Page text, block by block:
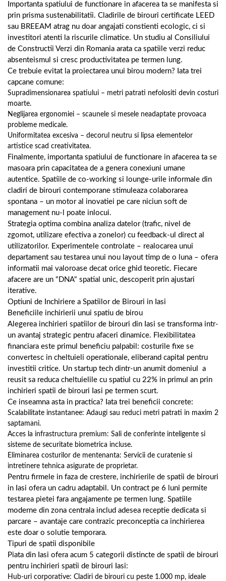
Importanta spatiului de functionare in afacerea ta se manifesta si
prin prisma sustenabilitatii. Cladirile de birouri certificate LEED
sau BREEAM atrag nu doar angajati constienti ecologic, ci si
investitori atenti la riscurile climatice. Un studiu al Consiliului
de Constructii Verzi din Romania arata ca spatiile verzi reduc
absenteismul si cresc productivitatea pe termen lung.
Ce trebuie evitat la proiectarea unui birou modern? Iata trei
capcane comune:
Supradimensionarea spatiului – metri patrati nefolositi devin costuri
moarte.
Neglijarea ergonomiei – scaunele si mesele neadaptate provoaca
probleme medicale.
Uniformitatea excesiva – decorul neutru si lipsa elementelor
artistice scad creativitatea.
Finalmente, importanta spatiului de functionare in afacerea ta se
masoara prin capacitatea de a genera conexiuni umane
autentice. Spatiile de co-working si lounge-urile informale din
cladiri de birouri contemporane stimuleaza colaborarea
spontana – un motor al inovatiei pe care niciun soft de
management nu-l poate inlocui.
Strategia optima combina analiza datelor (trafic, nivel de
zgomot, utilizare efectiva a zonelor) cu feedback-ul direct al
utilizatorilor. Experimentele controlate – realocarea unui
departament sau testarea unui nou layout timp de o luna – ofera
informatii mai valoroase decat orice ghid teoretic. Fiecare
afacere are un "DNA" spatial unic, descoperit prin ajustari
iterative.
Optiuni de Inchiriere a Spatiilor de Birouri in Iasi
Beneficiile inchirierii unui spatiu de birou
Alegerea inchirieri spatiilor de birouri din Iasi se transforma intr-
un avantaj strategic pentru afaceri dinamice. Flexibilitatea
financiara este primul beneficiu palpabil: costurile fixe se
convertesc in cheltuieli operationale, eliberand capital pentru
investitii critice. Un startup tech dintr-un anumit domeniul a
reusit sa reduca cheltuielile cu spatiul cu 22% in primul an prin
inchirieri spatii de birouri Iasi pe termen scurt.
Ce inseamna asta in practica? Iata trei beneficii concrete:
Scalabilitate instantanee: Adaugi sau reduci metri patrati in maxim 2
saptamani.
Acces la infrastructura premium: Sali de conferinte inteligente si
sisteme de securitate biometrica incluse.
Eliminarea costurilor de mentenanta: Servicii de curatenie si
intretinere tehnica asigurate de proprietar.
Pentru firmele in faza de crestere, inchirierile de spatii de birouri
in Iasi ofera un cadru adaptabil. Un contract pe 6 luni permite
testarea pietei fara angajamente pe termen lung. Spatiile
moderne din zona centrala includ adesea receptie dedicata si
parcare – avantaje care contrazic preconceptia ca inchirierea
este doar o solutie temporara.
Tipuri de spatii disponibile
Piata din Iasi ofera acum 5 categorii distincte de spatii de birouri
pentru inchirieri spatii de birouri Iasi:
Hub-uri corporative: Cladiri de birouri cu peste 1.000 mp, ideale